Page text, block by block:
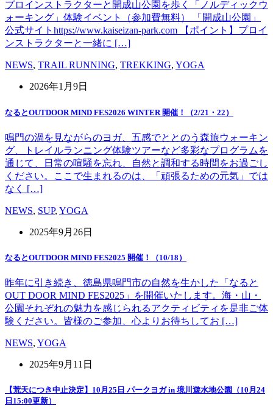
プロインストラクターと開成山公園を歩く「ノルディックウ
ォーキング」体験イベント（参加費無料） 「開成山公園」
公式サイトhttps://www.kaiseizan-park.com 【ポイント】プロイ
ンストラクターと一緒に […]
NEWS, TRAIL RUNNING, TREKKING, YOGA
2026年1月9日
なるとOUTDOOR MIND FES2026 WINTER 開催！（2/21・22）
鳴門の渦を見ながらのヨガ、五感でととのう森旅ウォーキン
グ、トレイルランニング体験ツアーなど多彩なプログラムを
通じて、日常の喧騒を忘れ、自然と調和する時間をお過ごし
ください。ここで生まれるのは、「頑張るための元気」では
なく […]
NEWS, SUP, YOGA
2025年9月26日
なるとOUTDOOR MIND FES2025 開催！（10/18）
昨年に引き続き、徳島県鳴門市の自然を生かした「なると
OUT DOOR MIND FES2025」を開催いたします。海・山・
公園それぞれの魅力を感じられるアクティビティを是非ご体
験ください。皆様のご参加、心よりお待ちしてお […]
NEWS, YOGA
2025年9月11日
【荒天につき中止決定】10月25日 パークヨガ in 境川遊水地公園（10月24
日15:00更新）